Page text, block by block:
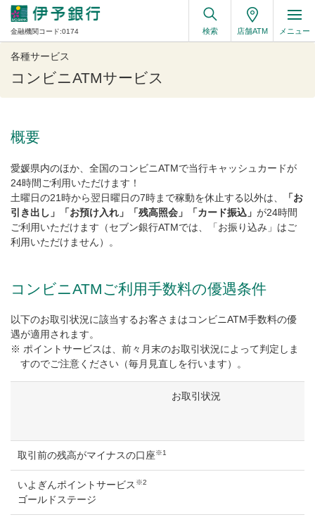
金融機関コード:0174 検索 店舗ATM メニュー
各種サービス
コンビニATMサービス
概要
愛媛県内のほか、全国のコンビニATMで当行キャッシュカードが
24時間ご利用いただけます！
土曜日の21時から翌日曜日の7時まで稼動を休止する以外は、
「お
引き出し」「お預け入れ」「残高照会」「カード振込」 が24時間
ご利用いただけます（セブン銀行ATMでは、「お振り込み」はご
利用いただけません）。
コンビニATMご利用手数料の優遇条件
以下のお取引状況に該当するお客さまはコンビニATM手数料の優
遇が適用されます。
※ ポイントサービスは、前々月末のお取引状況によって判定しま
すのでご注意ください（毎月見直しを行います）。
お取引状況
取引前の残高がマイナスの口座※1
いよぎんポイントサービス ※2
ゴールドステージ